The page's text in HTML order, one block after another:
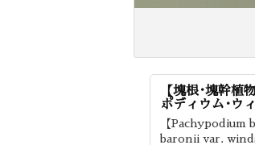
【塊根･塊幹
ポディウム･ウ
【Pachypodium
baronii var.